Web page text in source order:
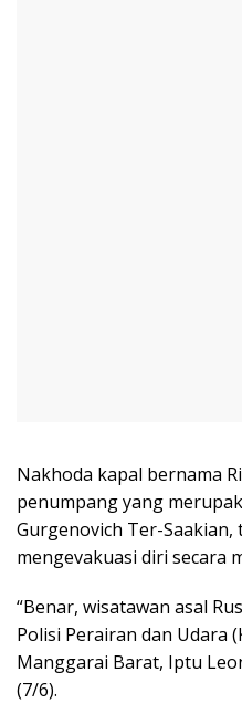
Nakhoda kapal bernama
penumpang yang
Gurgenovich Ter-
mengevakuasi diri secara
“Benar, wisatawan asal
Polisi Perairan dan Udara
Manggarai Barat, Iptu
(7/6).